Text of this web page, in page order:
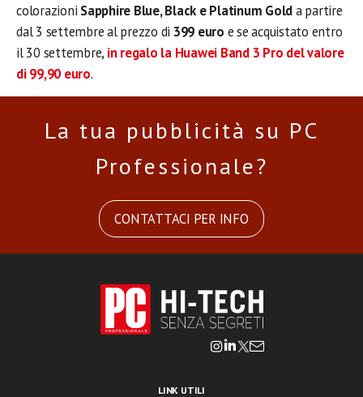
colorazioni Sapphire Blue, Black e Platinum Golda partire
dal 3 settembre al prezzo di 399 euro e se acquistato entro
il 30 settembre, in regalo la Huawei Band 3 Pro del valore
di 99,90 euro.
La tua pubblicità su PC
Professionale?
CONTATTACI PER INFO
LINK UTILI